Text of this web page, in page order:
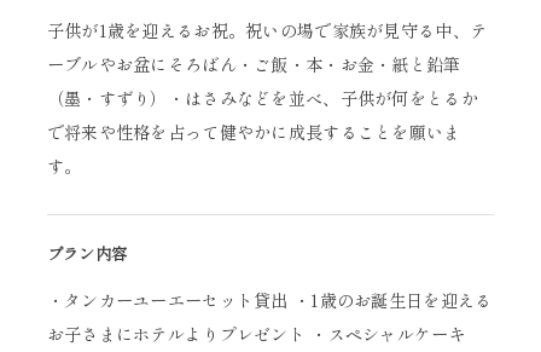
子供が1歳を迎えるお祝。祝いの場で家族が見守る中、テ
ーブルやお盆にそろばん・ご飯・本・お金・紙と鉛筆
（墨・すずり）・はさみなどを並べ、子供が何をとるか
で将来や性格を占って健やかに成長することを願いま
す。
プラン内容
・タンカーユーエーセット貸出 ・1歳のお誕生日を迎える
お子さまにホテルよりプレゼント ・スペシャルケーキ